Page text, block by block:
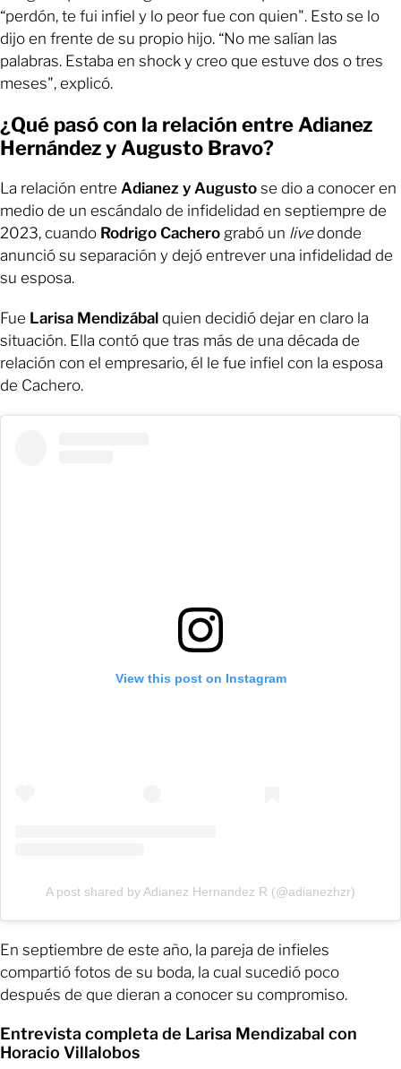
“perdón, te fui infiel y lo peor fue con quien". Esto se lo
dijo en frente de su propio hijo. “No me salían las
palabras. Estaba en shock y creo que estuve dos o tres
meses", explicó.
¿Qué pasó con la relación entre Adianez
Hernández y Augusto Bravo?
La relación entre Adianez y Augusto se dio a conocer en
medio de un escándalo de infidelidad en septiempre de
2023, cuando Rodrigo Cachero grabó un livedonde
anunció su separación y dejó entrever una infidelidad de
su esposa.
Fue Larisa Mendizábal quien decidió dejar en claro la
situación. Ella contó que tras más de una década de
relación con el empresario, él le fue infiel con la esposa
de Cachero.
View this post on Instagram
A post shared by Adianez Hernandez R (@adianezhzr)
En septiembre de este año, la pareja de infieles
compartió fotos de su boda, la cual sucedió poco
después de que dieran a conocer su compromiso.
Entrevista completa de Larisa Mendizabal con
Horacio Villalobos